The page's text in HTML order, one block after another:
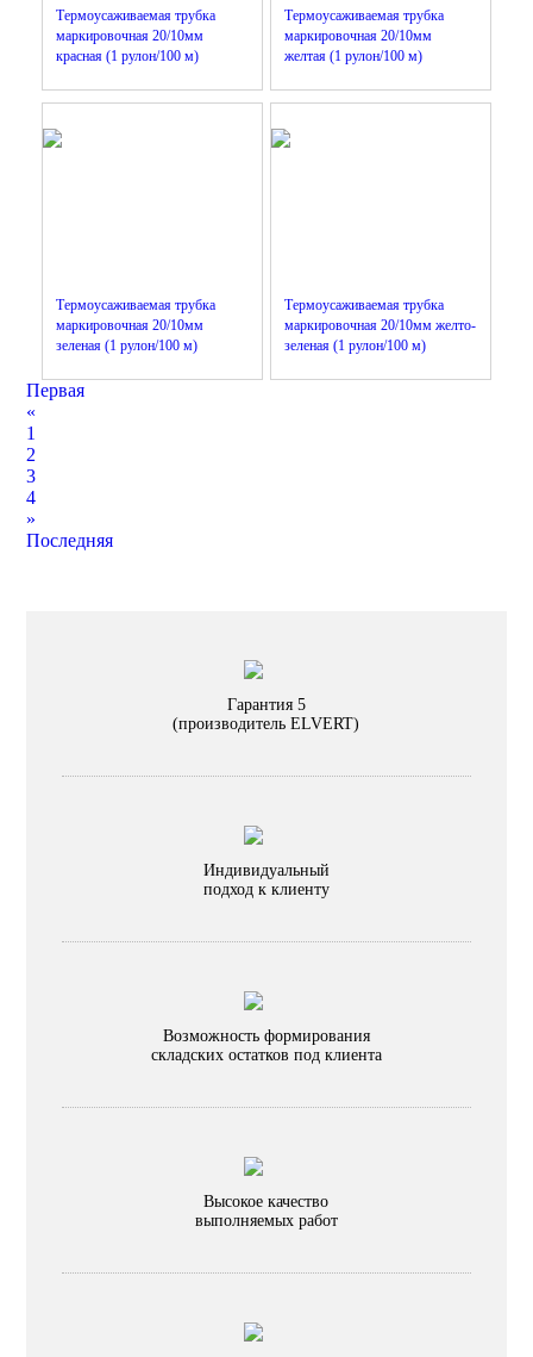
Термоусаживаемая трубка
маркировочная 20/10мм
красная (1 рулон/100 м)
Термоусаживаемая трубка
маркировочная 20/10мм
желтая (1 рулон/100 м)
Термоусаживаемая трубка
маркировочная 20/10мм
зеленая (1 рулон/100 м)
Термоусаживаемая трубка
маркировочная 20/10мм желто-
зеленая (1 рулон/100 м)
Первая
«
1
2
3
4
»
Последняя
Гарантия 5
(производитель ELVERT)
Индивидуальный
подход к клиенту
Возможность формирования
складских остатков под клиента
Высокое качество
выполняемых работ